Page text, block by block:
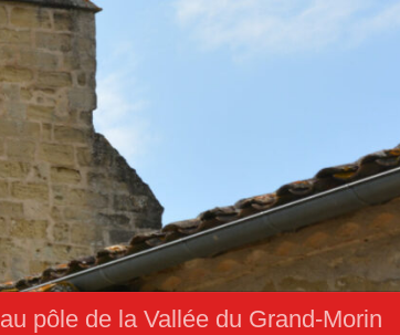
pôle de la Vallée du Grand-Morin